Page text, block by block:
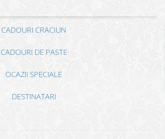
CADOURI CRACIUN
CADOURI DE PASTE
OCAZII SPECIALE
DESTINATARI